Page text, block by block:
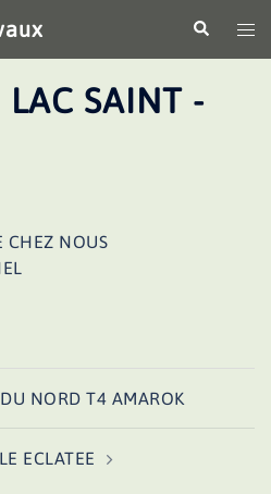
le
SAINT -
CHEZ NOUS
NORD T4 AMAROK
ECLATEE